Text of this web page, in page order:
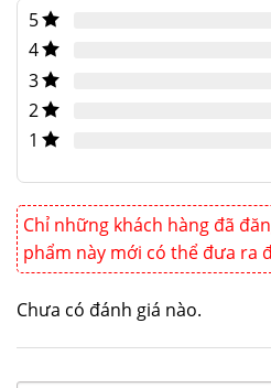
sử dụng chất làm
dải nhiệt độ bảo
BS3D/PCF8/Z dài 2,4m
5
4
3
2
1
Chỉ những khách hàng đã
phẩm này mới có thể đưa ra
Chưa có đánh giá nào.